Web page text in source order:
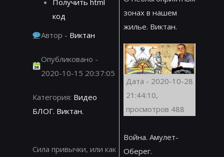
код
Автор - Виктан
Опубликовано -
2020-10-15 20:37:05
Категория: Видео
БЛОГ. Виктан.
Сила привычки, или как
зонах в нашем
жилье. Виктан.
Дата - 2020-10-28
21:44:10,
просмотров 488
Война. Амулет-
Оберег.